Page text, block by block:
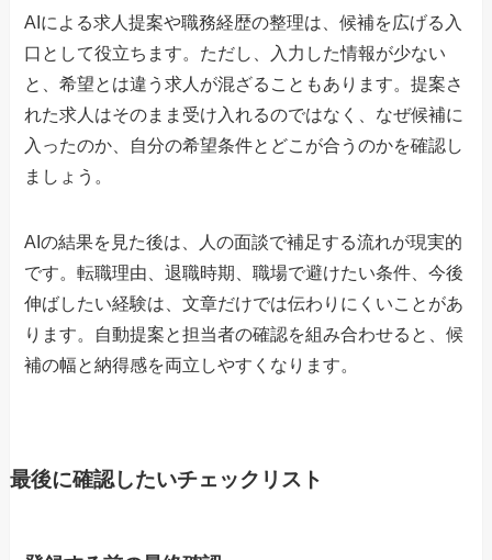
AIによる求人提案や職務経歴の整理は、候補を広げる入
口として役立ちます。ただし、入力した情報が少ない
と、希望とは違う求人が混ざることもあります。提案さ
れた求人はそのまま受け入れるのではなく、なぜ候補に
入ったのか、自分の希望条件とどこが合うのかを確認し
ましょう。
AIの結果を見た後は、人の面談で補足する流れが現実的
です。転職理由、退職時期、職場で避けたい条件、今後
伸ばしたい経験は、文章だけでは伝わりにくいことがあ
ります。自動提案と担当者の確認を組み合わせると、候
補の幅と納得感を両立しやすくなります。
最後に確認したいチェックリスト